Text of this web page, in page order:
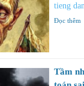
tieng dan
Đọc thêm
Tầm